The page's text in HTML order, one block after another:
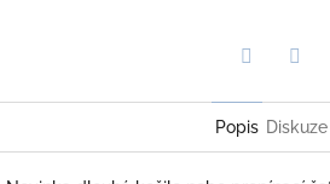
Popis Diskuze